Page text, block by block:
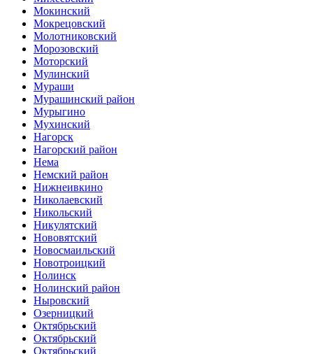
Мокинский
Мокрецовский
Молотниковский
Морозовский
Моторский
Мулинский
Мураши
Мурашинский район
Мурыгино
Мухинский
Нагорск
Нагорский район
Нема
Немский район
Нижнеивкино
Николаевский
Никольский
Никулятский
Нововятский
Новосмаильский
Новотроицкий
Нолинск
Нолинский район
Ныровский
Озерницкий
Октябрьский
Октябрьский
Октябрьский